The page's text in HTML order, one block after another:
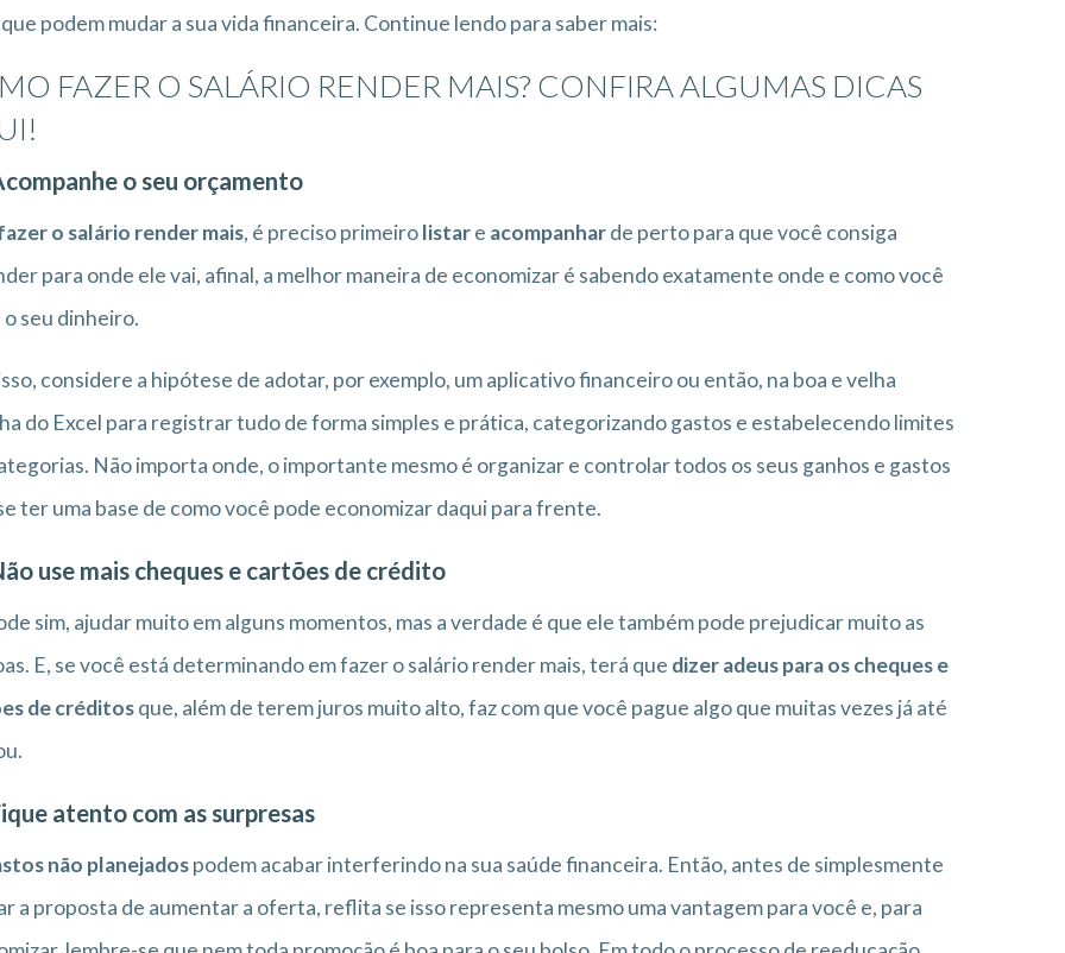
podem mudar a sua vida financeira. Continue lendo para saber mais:
FAZER O SALÁRIO RENDER MAIS? CONFIRA ALGUMAS DICAS
o seu orçamento
o salário render mais, é preciso primeirolistare acompanharde perto para que você consiga
para onde ele vai, afinal, a melhor maneira de economizar é sabendo exatamente onde e como você
seu dinheiro.
considere a hipótese de adotar, por exemplo, um aplicativo financeiro ou então, na boa e velha
do Excel para registrar tudo de forma simples e prática, categorizando gastos e estabelecendo limites
Não importa onde, o importante mesmo é organizar e controlar todos os seus ganhos e gastos
ter uma base de como você pode economizar daqui para frente.
use mais cheques e cartões de crédito
sim, ajudar muito em alguns momentos, mas a verdade é que ele também pode prejudicar muito as
E, se você está determinando em fazer o salário render mais, terá que dizer adeus para os cheques e
de créditosque, além de terem juros muito alto, faz com que você pague algo que muitas vezes já até
atento com as surpresas
não planejadospodem acabar interferindo na sua saúde financeira. Então, antes de simplesmente
a proposta de aumentar a oferta, reflita se isso representa mesmo uma vantagem para você e, para